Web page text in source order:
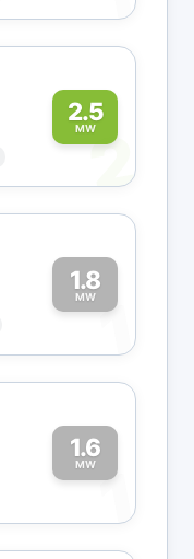
2.5
MW2
1.8
MW1
1.6
MW1